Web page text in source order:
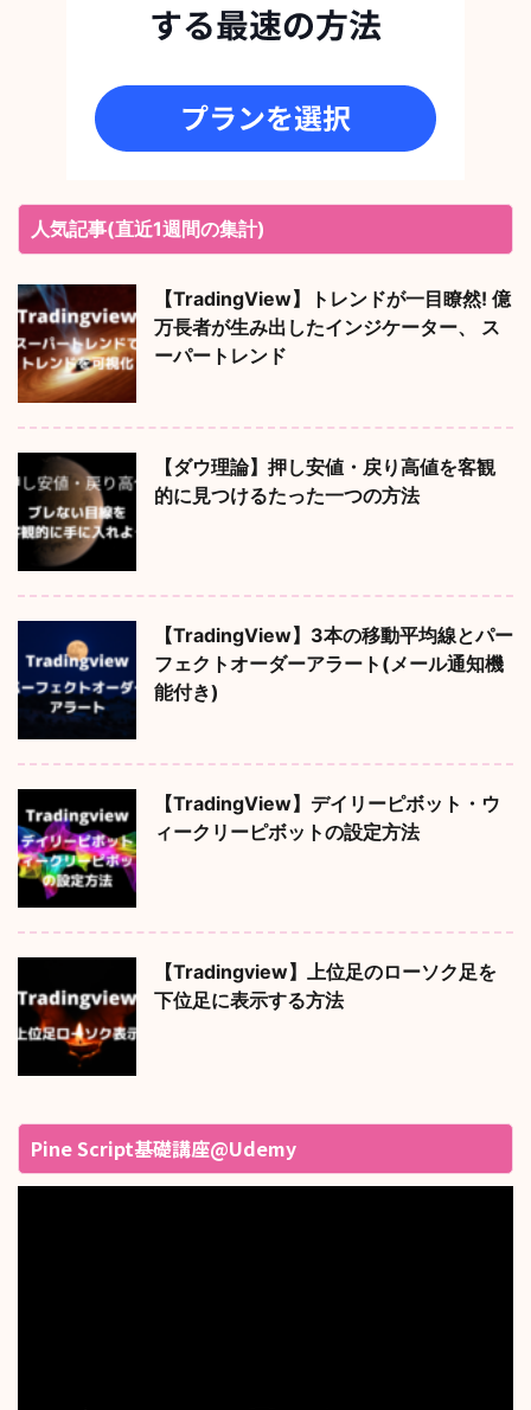
人気記事(直近1週間の集計)
【TradingView】トレンドが一目瞭然! 億
万長者が生み出したインジケーター、 ス
ーパートレンド
【ダウ理論】押し安値・戻り高値を客観
的に見つけるたった一つの方法
【TradingView】3本の移動平均線とパー
フェクトオーダーアラート(メール通知機
能付き)
【TradingView】デイリーピボット・ウ
ィークリーピボットの設定方法
【Tradingview】上位足のローソク足を
下位足に表示する方法
Pine Script基礎講座@Udemy